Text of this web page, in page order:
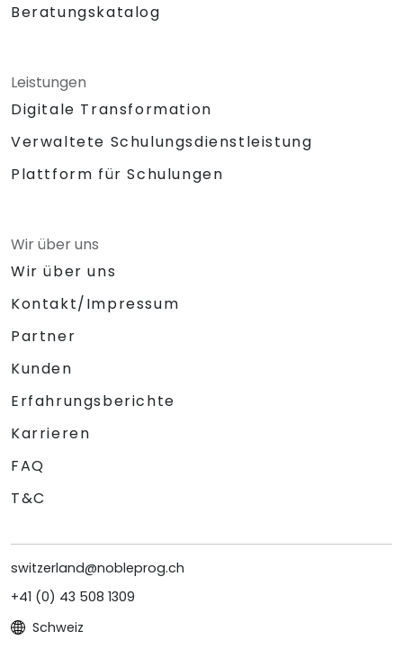
Beratungskatalog
Leistungen
Digitale Transformation
Verwaltete Schulungsdienstleistung
Plattform für Schulungen
Wir über uns
Wir über uns
Kontakt/Impressum
Partner
Kunden
Erfahrungsberichte
Karrieren
FAQ
T&C
switzerland@nobleprog.ch
+41 (0) 43 508 1309
Schweiz